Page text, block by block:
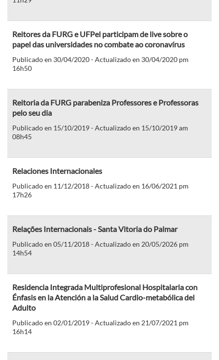
Reitores da FURG e UFPel participam de live sobre o
papel das universidades no combate ao coronavírus
Publicado en 30/04/2020 - Actualizado en 30/04/2020 pm
16h50
Reitoria da FURG parabeniza Professores e Professoras
pelo seu dia
Publicado en 15/10/2019 - Actualizado en 15/10/2019 am
08h45
Relaciones Internacionales
Publicado en 11/12/2018 - Actualizado en 16/06/2021 pm
17h26
Relações Internacionais - Santa Vitoria do Palmar
Publicado en 05/11/2018 - Actualizado en 20/05/2026 pm
14h54
Residencia Integrada Multiprofesional Hospitalaria con
Énfasis en la Atención a la Salud Cardio-metabólica del
Adulto
Publicado en 02/01/2019 - Actualizado en 21/07/2021 pm
16h14